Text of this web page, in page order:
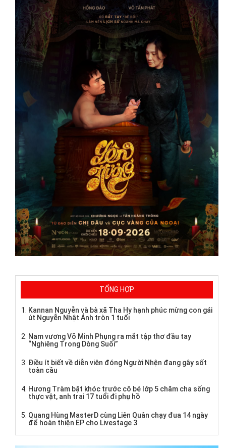
TỔNG HỢP
Kannan Nguyễn và bà xã Tha Hy hạnh phúc mừng con gái
út Nguyễn Nhật Ánh tròn 1 tuổi
Nam vương Võ Minh Phụng ra mắt tập thơ đầu tay
“Nghiêng Trong Dòng Suối”
Điều ít biết về diễn viên đóng Người Nhện đang gây sốt
toàn cầu
Hương Tràm bật khóc trước cô bé lớp 5 chăm cha sống
thực vật, anh trai 17 tuổi đi phụ hồ
Quang Hùng MasterD cùng Liên Quân chạy đua 14 ngày
để hoàn thiện EP cho Livestage 3